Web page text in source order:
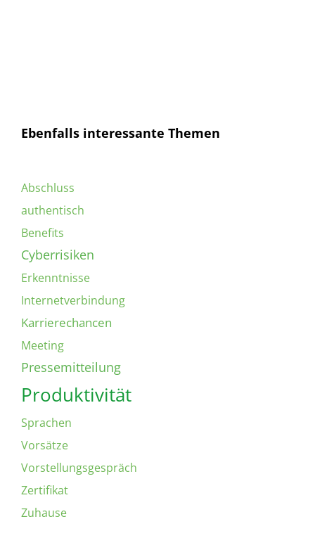
Ebenfalls interessante Themen
Abschluss
authentisch
Benefits
Cyberrisiken
Erkenntnisse
Internetverbindung
Karrierechancen
Meeting
Pressemitteilung
Produktivität
Sprachen
Vorsätze
Vorstellungsgespräch
Zertifikat
Zuhause